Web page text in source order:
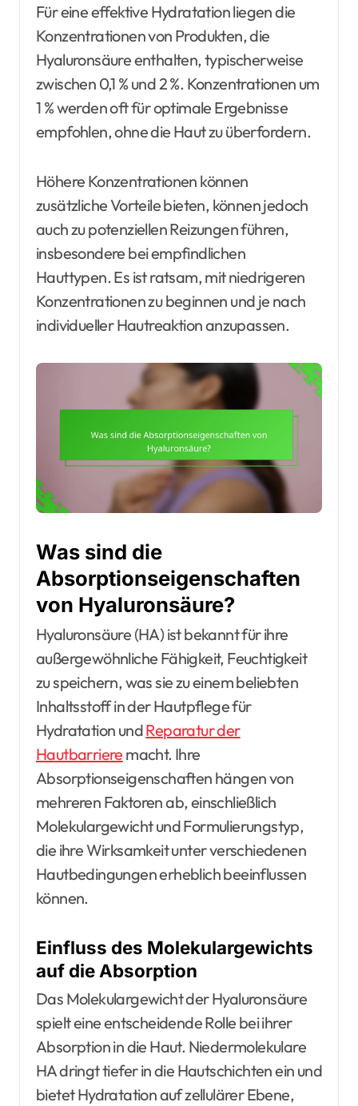
Für eine effektive Hydratation liegen die
Konzentrationen von Produkten, die
Hyaluronsäure enthalten, typischerweise
zwischen 0,1 % und 2 %. Konzentrationen um
1 % werden oft für optimale Ergebnisse
empfohlen, ohne die Haut zu überfordern.
Höhere Konzentrationen können
zusätzliche Vorteile bieten, können jedoch
auch zu potenziellen Reizungen führen,
insbesondere bei empfindlichen
Hauttypen. Es ist ratsam, mit niedrigeren
Konzentrationen zu beginnen und je nach
individueller Hautreaktion anzupassen.
Was sind die
Absorptionseigenschaften
von Hyaluronsäure?
Hyaluronsäure (HA) ist bekannt für ihre
außergewöhnliche Fähigkeit, Feuchtigkeit
zu speichern, was sie zu einem beliebten
Inhaltsstoff in der Hautpflege für
Hydratation undReparatur der
Hautbarriere macht. Ihre
Absorptionseigenschaften hängen von
mehreren Faktoren ab, einschließlich
Molekulargewicht und Formulierungstyp,
die ihre Wirksamkeit unter verschiedenen
Hautbedingungen erheblich beeinflussen
können.
Einfluss des Molekulargewichts
auf die Absorption
Das Molekulargewicht der Hyaluronsäure
spielt eine entscheidende Rolle bei ihrer
Absorption in die Haut. Niedermolekulare
HA dringt tiefer in die Hautschichten ein und
bietet Hydratation auf zellulärer Ebene,